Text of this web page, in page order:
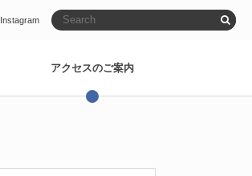
Instagram
アクセスのご案内